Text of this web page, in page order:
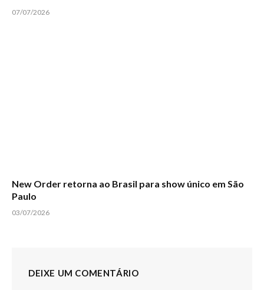
07/07/2026
New Order retorna ao Brasil para show único em São
Paulo
03/07/2026
DEIXE UM COMENTÁRIO